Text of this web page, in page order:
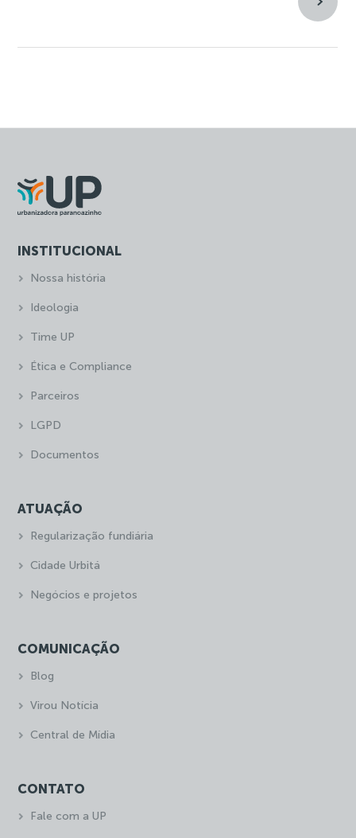
INSTITUCIONAL
Nossa história
Ideologia
Time UP
Ética e Compliance
Parceiros
LGPD
Documentos
ATUAÇÃO
Regularização fundiária
Cidade Urbitá
Negócios e projetos
COMUNICAÇÃO
Blog
Virou Notícia
Central de Mídia
CONTATO
Fale com a UP